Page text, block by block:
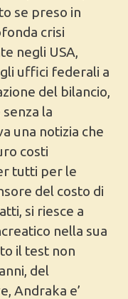
se preso in
crisi
negli USA,
uffici federali a
del bilancio,
la
una notizia che
costi
tutti per le
del costo di
si riesce a
nella sua
il test non
del
Andraka e’